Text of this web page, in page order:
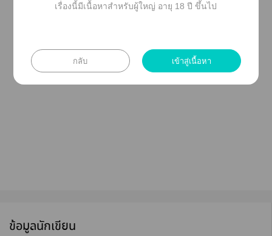
ข้อมูลนักเขียน
เรื่องนี้มีเนื้อหาสำหรับผู้ใหญ่ อายุ 18 ปี ขึ้นไป
กลับ เข้าสู่เนื้อหา